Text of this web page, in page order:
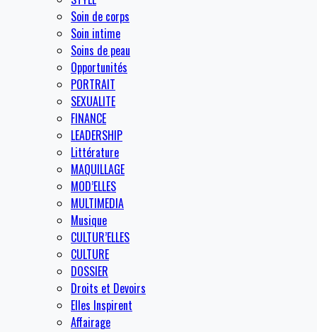
Soin de corps
Soin intime
Soins de peau
Opportunités
PORTRAIT
SEXUALITE
FINANCE
LEADERSHIP
Littérature
MAQUILLAGE
MOD’ELLES
MULTIMEDIA
Musique
CULTUR’ELLES
CULTURE
DOSSIER
Droits et Devoirs
Elles Inspirent
Affairage